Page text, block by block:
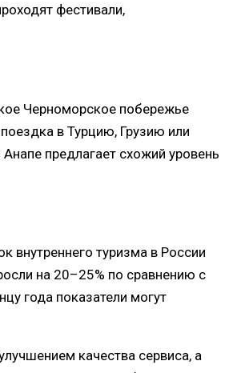
фестивали,
Черноморское побережье
в Турцию, Грузию или
предлагает схожий уровень
внутреннего туризма в России
на 20–25% по сравнению с
года показатели могут
качества сервиса, а